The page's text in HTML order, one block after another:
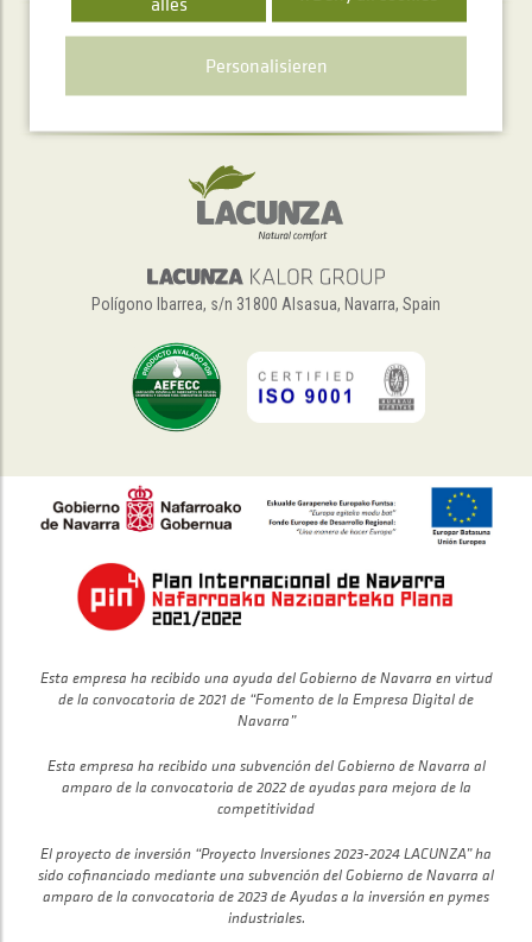
+34 948 563 511
Polígono Ibarrea, s/n 31800 Alsasua, Navarra, Spain
Esta empresa ha recibido una ayuda del Gobierno de Navarra en virtud
de la convocatoria de 2021 de “Fomento de la Empresa Digital de
Navarra”
Esta empresa ha recibido una subvención del Gobierno de Navarra al
amparo de la convocatoria de 2022 de ayudas para mejora de la
competitividad
El proyecto de inversión “Proyecto Inversiones 2023-2024 LACUNZA” ha
sido cofinanciado mediante una subvención del Gobierno de Navarra al
amparo de la convocatoria de 2023 de Ayudas a la inversión en pymes
industriales.
Personalisieren